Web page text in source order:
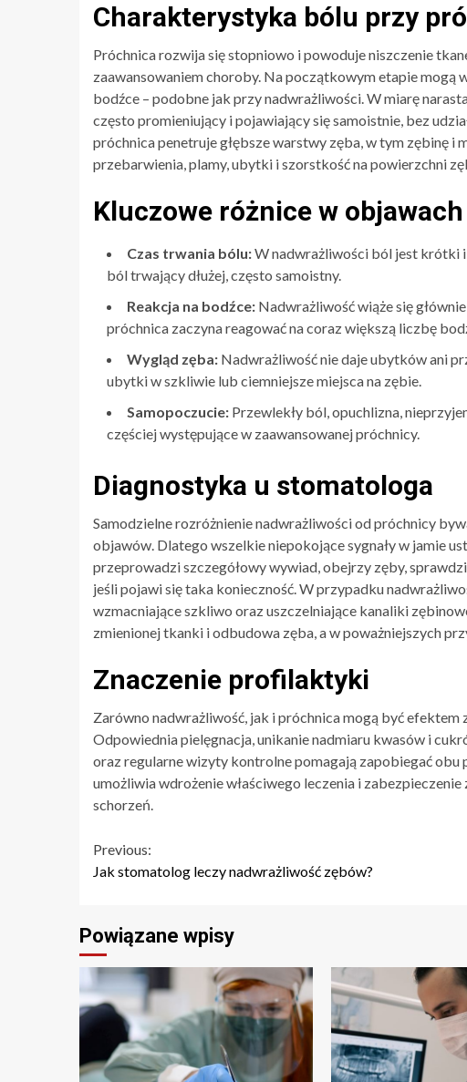
Charakterystyka bólu przy
Próchnica rozwija się stopniowo i powoduje niszczenie
zaawansowaniem choroby. Na początkowym etapie mogą
bodźce – podobne jak przy nadwrażliwości. W miarę
często promieniujący i pojawiający się samoistnie, bez
próchnica penetruje głębsze warstwy zęba, w tym zębinę
przebarwienia, plamy, ubytki i szorstkość na powierzchni
Kluczowe różnice w objawach
Czas trwania bólu:W nadwrażliwości ból jest krótki
ból trwający dłużej, często samoistny.
Reakcja na bodźce: Nadwrażliwość wiąże się
próchnica zaczyna reagować na coraz większą liczbę
Wygląd zęba: Nadwrażliwość nie daje ubytków ani
ubytki w szkliwie lub ciemniejsze miejsca na zębie.
Samopoczucie: Przewlekły ból, opuchlizna,
częściej występujące w zaawansowanej próchnicy.
Diagnostyka u stomatologa
Samodzielne rozróżnienie nadwrażliwości od próchnicy
objawów. Dlatego wszelkie niepokojące sygnały w jamie
przeprowadzi szczegółowy wywiad, obejrzy zęby,
jeśli pojawi się taka konieczność. W przypadku
wzmacniające szkliwo oraz uszczelniające kanaliki
zmienionej tkanki i odbudowa zęba, a w poważniejszych
Znaczenie profilaktyki
Zarówno nadwrażliwość, jak i próchnica mogą być
Odpowiednia pielęgnacja, unikanie nadmiaru kwasów i
oraz regularne wizyty kontrolne pomagają zapobiegać
umożliwia wdrożenie właściwego leczenia i
schorzeń.
Continue
Previous:
Jak stomatolog leczy nadwrażliwość zębów?
Powiązane wpisy